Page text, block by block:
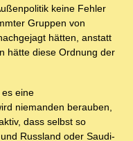
keine Fehler
Gruppen von
hätten, anstatt
hätte diese Ordnung der
eine
niemanden berauben,
dass selbst so
Russland oder Saudi-